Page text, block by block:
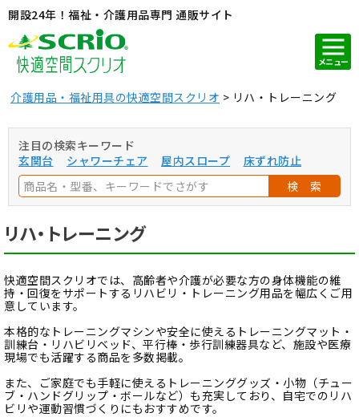
開設24年！福祉・介護用品専門 通販サイト
メニュー
介護用品・福祉用具の快適空間スクリオ リハ・トレーニング
注目の検索キーワード
玄関台
シャワーチェア 屋内スロープ
床ずれ防止
検 索
リハ・トレーニング
快適空間スクリオでは、高齢者や介護が必要な方の身体機能の維
持・回復をサポートするリハビリ・トレーニング用品を幅広くご用
意しています。
本格的なトレーニングマシンや安全に使えるトレーニングマット・
訓練台・リハビリベッド、平行棒・歩行訓練器具など、施設や医療
現場でも活躍する商品を多数掲載。
また、ご家庭でも手軽に使えるトレーニンググッズ・小物（チュー
ブ・ハンドグリップ・ボールなど）も充実しており、自宅でのリハ
ビリや運動習慣づくりにもおすすめです。